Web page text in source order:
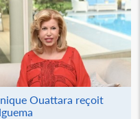
Ouattara reçoit